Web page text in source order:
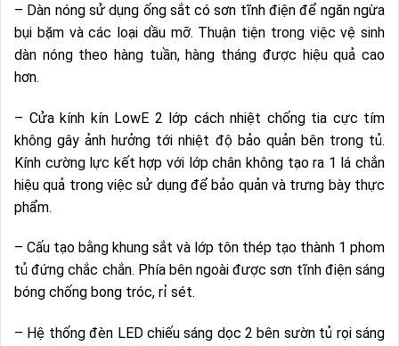
– Dàn nóng sử dụng ống sắt có sơn tĩnh điện để ngăn ngừa
bụi bặm và các loại dầu mỡ. Thuận tiện trong việc vệ sinh
dàn nóng theo hàng tuần, hàng tháng được hiệu quả cao
hơn.
– Cửa kính kín LowE 2 lớp cách nhiệt chống tia cực tím
không gây ảnh hưởng tới nhiệt độ bảo quản bên trong tủ.
Kính cường lực kết hợp với lớp chân không tạo ra 1 lá chắn
hiệu quả trong việc sử dụng để bảo quản và trưng bày thực
phẩm.
– Cấu tạo bằng khung sắt và lớp tôn thép tạo thành 1 phom
tủ đứng chắc chắn. Phía bên ngoài được sơn tĩnh điện sáng
bóng chống bong tróc, rỉ sét.
– Hệ thống đèn LED chiếu sáng dọc 2 bên sườn tủ rọi sáng